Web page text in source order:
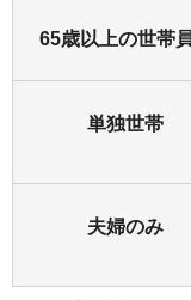
65歳以上の世帯
単独世帯
夫婦のみ